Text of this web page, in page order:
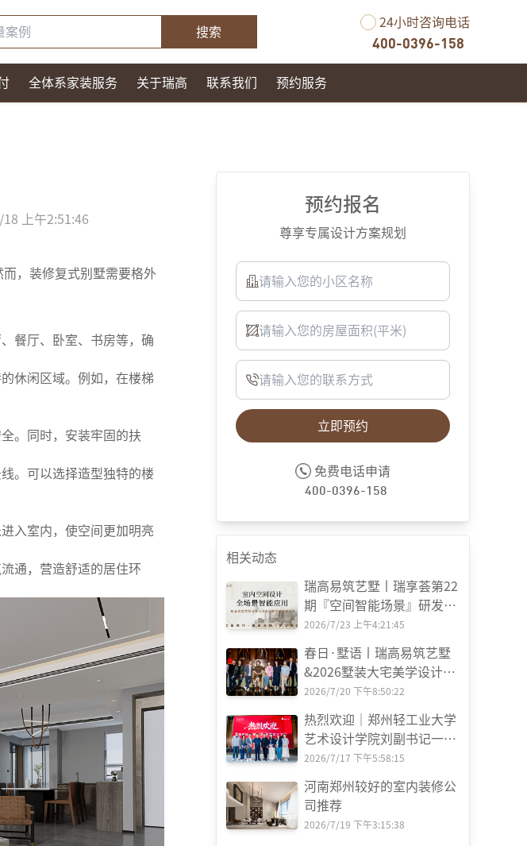
搜索
24小时咨询电话
400-0396-158
全体系家装服务 关于瑞高 联系我们 预约服务
上午2:51:46
，装修复式别墅需要格外
餐厅、卧室、书房等，确
休闲区域。例如，在楼梯
。同时，安装牢固的扶
。可以选择造型独特的楼
入室内，使空间更加明亮
通，营造舒适的居住环
预约报名
尊享专属设计方案规划
立即预约
免费电话申请
400-0396-158
相关动态
瑞高易筑艺墅丨瑞享荟第22
期『空间智能场景』研发会
圆满举办
2026/7/23 上午4:21:45
春日·墅语丨瑞高易筑艺墅
&2026墅装大宅美学设计交
流体验会
2026/7/20 下午8:50:22
热烈欢迎｜郑州轻工业大学
艺术设计学院刘副书记一行
莅临瑞高易筑艺墅考察指导
2026/7/17 下午5:58:15
河南郑州较好的室内装修公
司推荐
2026/7/19 下午3:15:38